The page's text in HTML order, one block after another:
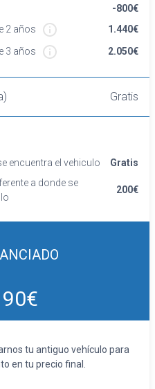
plazas de tipo
con respaldo
y traseros
de automático
AM/FM
en el volante
con sensor de
traseros con
siendo dos ventilados
-800€
2 años
1.440€
3 años
2.050€
Gratis
encuentra el vehiculo
Gratis
a donde se
200€
tu antiguo vehículo para
en tu precio final.